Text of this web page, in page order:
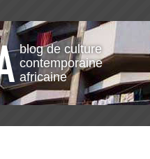
blog de culture
contemporaine
africaine